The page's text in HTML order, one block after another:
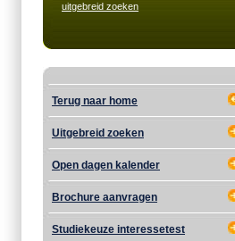
uitgebreid zoeken
Terug naar home
Uitgebreid zoeken
Open dagen kalender
Brochure aanvragen
Studiekeuze interessetest